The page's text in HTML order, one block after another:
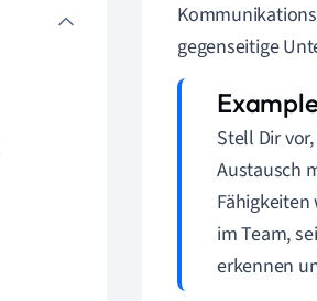
gegenseitige
Stell Dir
Austausch
im Team,
erkennen